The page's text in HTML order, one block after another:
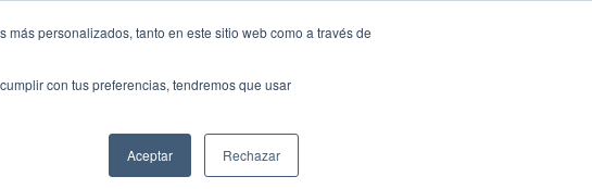
personalizados, tanto en este sitio web como a través de
con tus preferencias, tendremos que usar
Aceptar Rechazar